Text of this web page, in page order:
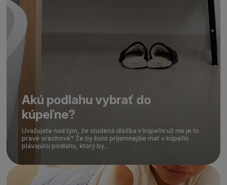
Akú podlahu vybrať do
kúpeľne?
Uvažujete nad tým, že studená dlažba v kúpeľni už nie je to
pravé orechové? Že by bolo príjemnejšie mať v kúpeľni
plávajúcu podlahu, ktorý by...